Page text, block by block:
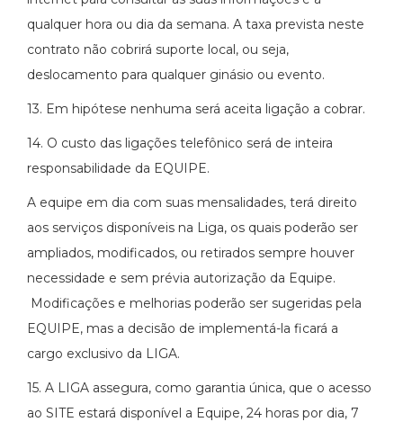
qualquer hora ou dia da semana. A taxa prevista neste
contrato não cobrirá suporte local, ou seja,
deslocamento para qualquer ginásio ou evento.
13. Em hipótese nenhuma será aceita ligação a cobrar.
14. O custo das ligações telefônico será de inteira
responsabilidade da EQUIPE.
A equipe em dia com suas mensalidades, terá direito
aos serviços disponíveis na Liga, os quais poderão ser
ampliados, modificados, ou retirados sempre houver
necessidade e sem prévia autorização da Equipe.
Modificações e melhorias poderão ser sugeridas pela
EQUIPE, mas a decisão de implementá-la ficará a
cargo exclusivo da LIGA.
15. A LIGA assegura, como garantia única, que o acesso
ao SITE estará disponível a Equipe, 24 horas por dia, 7